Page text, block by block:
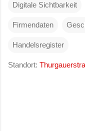
Digitale Sichtbarkeit
Firmendaten
Handelsregister
Standort: